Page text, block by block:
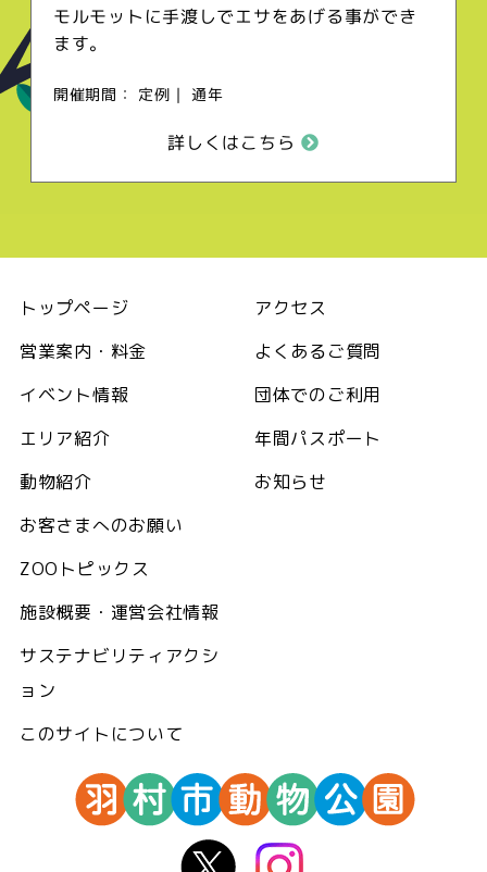
モルモットに手渡しでエサをあげる事ができ
ます。
開催期間： 定例｜ 通年
詳しくはこちら
トップページ
営業案内・料金
イベント情報
エリア紹介
動物紹介
アクセス
よくあるご質問
団体でのご利用
年間パスポート
お知らせ
お客さまへのお願い
ZOOトピックス
施設概要・運営会社情報
サステナビリティアクシ
ョン
このサイトについて